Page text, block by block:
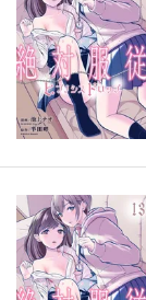
ポイント